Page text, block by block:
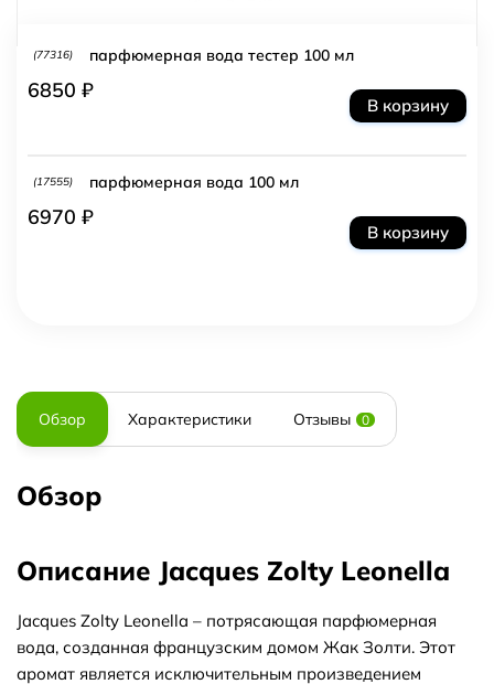
(77316) парфюмерная вода тестер 100 мл
6850 ₽
В корзину
(17555) парфюмерная вода 100 мл
6970 ₽
В корзину
Обзор Характеристики Отзывы 0
Обзор
Описание Jacques Zolty Leonella
Jacques Zolty Leonella – потрясающая парфюмерная
вода, созданная французским домом Жак Золти. Этот
аромат является исключительным произведением